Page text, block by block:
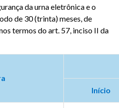
da urna eletrônica e o
de 30 (trinta) meses, de
termos do art. 57, inciso II da
Início